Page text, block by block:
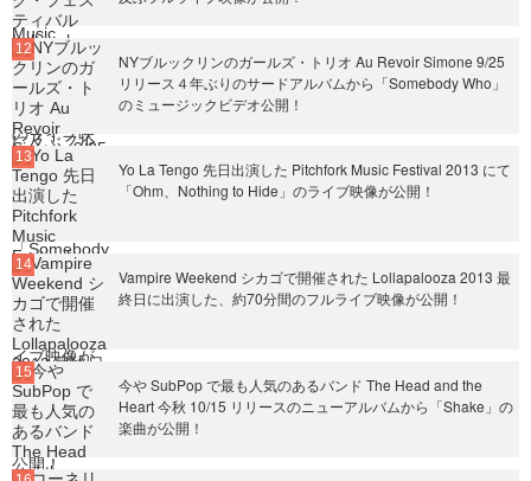
NYブルックリンのガールズ・トリオ Au Revoir Simone 9/25
リリース４年ぶりのサードアルバムから「Somebody Who」
のミュージックビデオ公開！
Yo La Tengo 先日出演した Pitchfork Music Festival 2013 にて
「Ohm、Nothing to Hide」のライブ映像が公開！
Vampire Weekend シカゴで開催された Lollapalooza 2013 最
終日に出演した、約70分間のフルライブ映像が公開！
今や SubPop で最も人気のあるバンド The Head and the
Heart 今秋 10/15 リリースのニューアルバムから「Shake」の
楽曲が公開！